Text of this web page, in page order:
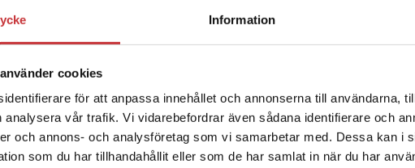
Information
cookies
för att anpassa innehållet och annonserna till användarna,
analysera vår trafik. Vi vidarebefordrar även sådana identifierare och
och annons- och analysföretag som vi samarbetar med. Dessa kan i
som du har tillhandahållit eller som de har samlat in när du har
Begränsad fraktregion
Det verkar som att du besöker studentlitteratur.se via en
enhet utanför Sverige. Vi erbjuder inte leveranser utanför
Sverige. För att kunna slutföra ett köp måste
leveransadressen vara i Sverige.Läs mer
My First Magic Book
Statsbidrag läromedel